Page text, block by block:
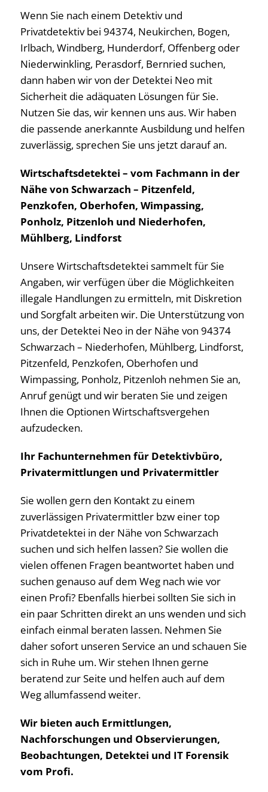
Wenn Sie nach einem Detektiv und
Privatdetektiv bei 94374, Neukirchen, Bogen,
Irlbach, Windberg, Hunderdorf, Offenberg oder
Niederwinkling, Perasdorf, Bernried suchen,
dann haben wir von der Detektei Neo mit
Sicherheit die adäquaten Lösungen für Sie.
Nutzen Sie das, wir kennen uns aus. Wir haben
die passende anerkannte Ausbildung und helfen
zuverlässig, sprechen Sie uns jetzt darauf an.
Wirtschaftsdetektei – vom Fachmann in der
Nähe von Schwarzach – Pitzenfeld,
Penzkofen, Oberhofen, Wimpassing,
Ponholz, Pitzenloh und Niederhofen,
Mühlberg, Lindforst
Unsere Wirtschaftsdetektei sammelt für Sie
Angaben, wir verfügen über die Möglichkeiten
illegale Handlungen zu ermitteln, mit Diskretion
und Sorgfalt arbeiten wir. Die Unterstützung von
uns, der Detektei Neo in der Nähe von 94374
Schwarzach – Niederhofen, Mühlberg, Lindforst,
Pitzenfeld, Penzkofen, Oberhofen und
Wimpassing, Ponholz, Pitzenloh nehmen Sie an,
Anruf genügt und wir beraten Sie und zeigen
Ihnen die Optionen Wirtschaftsvergehen
aufzudecken.
Ihr Fachunternehmen für Detektivbüro,
Privatermittlungen und Privatermittler
Sie wollen gern den Kontakt zu einem
zuverlässigen Privatermittler bzw einer top
Privatdetektei in der Nähe von Schwarzach
suchen und sich helfen lassen? Sie wollen die
vielen offenen Fragen beantwortet haben und
suchen genauso auf dem Weg nach wie vor
einen Profi? Ebenfalls hierbei sollten Sie sich in
ein paar Schritten direkt an uns wenden und sich
einfach einmal beraten lassen. Nehmen Sie
daher sofort unseren Service an und schauen Sie
sich in Ruhe um. Wir stehen Ihnen gerne
beratend zur Seite und helfen auch auf dem
Weg allumfassend weiter.
Wir bieten auch Ermittlungen,
Nachforschungen und Observierungen,
Beobachtungen, Detektei und IT Forensik
vom Profi.